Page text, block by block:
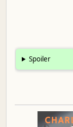
Spoiler